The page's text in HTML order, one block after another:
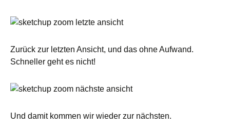
Zurück zur letzten Ansicht, und das ohne Aufwand.
Schneller geht es nicht!
Und damit kommen wir wieder zur nächsten.